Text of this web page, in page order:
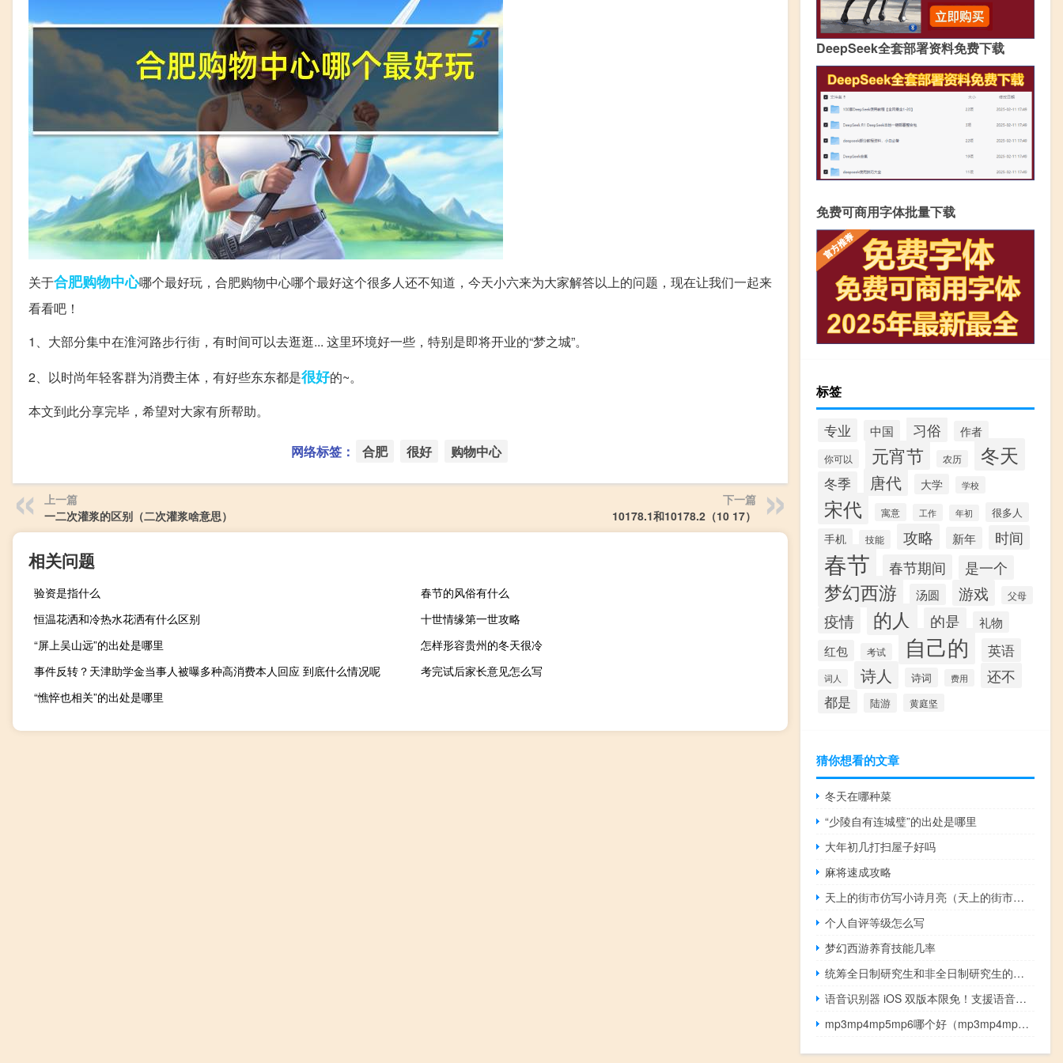
关于合肥购物中心哪个最好玩，合肥购物中心哪个最好这个很多人还不知道，今天小六来为大家解答以上的问题，现在让我们一起来
看看吧！
1、大部分集中在淮河路步行街，有时间可以去逛逛... 这里环境好一些，特别是即将开业的“梦之城”。
2、以时尚年轻客群为消费主体，有好些东东都是很好的~。
本文到此分享完毕，希望对大家有所帮助。
网络标签： 合肥 很好 购物中心
上一篇
一二次灌浆的区别（二次灌浆啥意思）
下一篇
10178.1和10178.2（10 17）
相关问题
验资是指什么
春节的风俗有什么
恒温花洒和冷热水花洒有什么区别
十世情缘第一世攻略
“屏上吴山远”的出处是哪里
怎样形容贵州的冬天很冷
事件反转？天津助学金当事人被曝多种高消费本人回应 到底什么情况呢
考完试后家长意见怎么写
“憔悴也相关”的出处是哪里
DeepSeek全套部署资料免费下载
免费可商用字体批量下载
标签
专业 中国 习俗 作者
你可以 元宵节 农历 冬天
冬季 唐代 大学 学校
宋代 寓意 工作 年初 很多人
手机 技能 攻略 新年 时间
春节 春节期间 是一个
梦幻西游 汤圆 游戏 父母
疫情 的人 的是
礼物
红包
考试 自己的 英语
词人 诗人 诗词 费用 还不
都是 陆游 黄庭坚
猜你想看的文章
冬天在哪种菜
“少陵自有连城璧”的出处是哪里
大年初几打扫屋子好吗
麻将速成攻略
天上的街市仿写小诗月亮（天上的街市仿写小诗）
个人自评等级怎么写
梦幻西游养育技能几率
统筹全日制研究生和非全日制研究生的管理
语音识别器 iOS 双版本限免！支援语音输入、各国语言直接翻译
mp3mp4mp5mp6哪个好（mp3mp4mp5有什么区别）